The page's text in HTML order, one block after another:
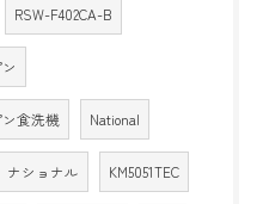
RSW-F402CA-B
食洗機 National
ナショナル KM5051TEC